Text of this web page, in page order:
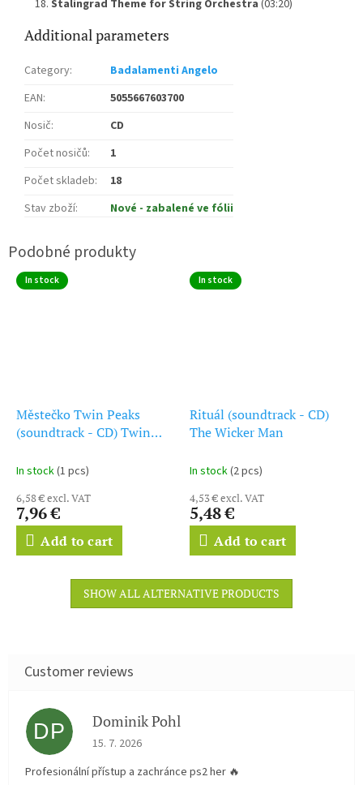
18. Stalingrad Theme for String Orchestra (03:20)
Additional parameters
Category:
Badalamenti Angelo
EAN:
5055667603700
Nosič:
CD
Počet nosičů:
1
Počet skladeb:
18
Stav zboží: Nové - zabalené ve fólii
In stock
Městečko Twin Peaks
(soundtrack - CD) Twin
In stock(1 pcs)
6,58 € excl. VAT
7,96 €
Add to cart
In stock
Rituál (soundtrack - CD)
The Wicker Man
In stock(2 pcs)
4,53 € excl. VAT
5,48 €
Add to cart
SHOW ALL ALTERNATIVE PRODUCTS
DP Dominik Pohl
The store rating is 5 out of 5 stars.
15. 7. 2026
Profesionální přístup a zachránce ps2 her 🔥